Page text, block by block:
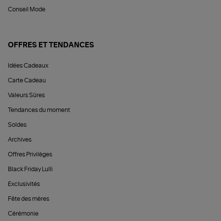
Conseil Mode
OFFRES ET TENDANCES
Idées Cadeaux
Carte Cadeau
Valeurs Sûres
Tendances du moment
Soldes
Archives
Offres Privilèges
Black Friday Lulli
Exclusivités
Fête des mères
Cérémonie